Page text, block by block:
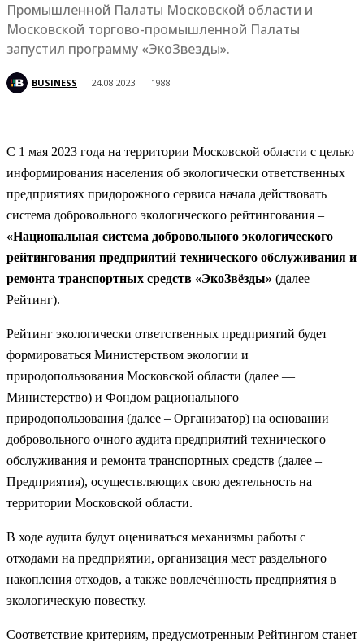
Промышленной Палаты Московской области и
Московской торгово-промышленной Палаты
запустил программу «ЭкоЗвезды».
BUSINESS 24.08.2023 1988
С 1 мая 2023 года на территории Московской области с целью
информирования населения об экологически ответственных
предприятиях придорожного сервиса начала действовать
система добровольного экологического рейтингования –
«Национальная система добровольного экологического
рейтингования предприятий технического обслуживания и
ремонта транспортных средств «ЭкоЗвёзды» (далее –
Рейтинг).
Рейтинг экологически ответственных предприятий будет
формироваться Министерством экологии и
природопользования Московской области (далее —
Министерство) и Фондом рационального
природопользования (далее – Организатор) на основании
добровольного очного аудита предприятий технического
обслуживания и ремонта транспортных средств (далее –
Предприятия), осуществляющих свою деятельность на
территории Московской области.
В ходе аудита будут оцениваться механизмы работы с
отходами на предприятии, организация мест раздельного
накопления отходов, а также вовлечённость предприятия в
экологическую повестку.
Соответствие критериям, предусмотренным Рейтингом станет